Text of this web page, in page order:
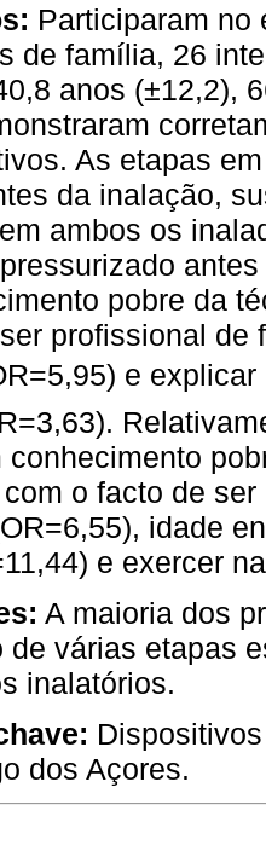
Participaram no
de família, 26
anos (±12,2),
As etapas
da inalação,
ambos os
pobre da
profissional de
e explicar
conhecimento
o facto de
idade
e exercer
A maioria dos
de várias etapas
inalatórios.
dos Açores.